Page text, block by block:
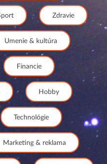
Zdravie
Umenie & kultúra
Financie
Hobby
Technológie
Marketing & reklama